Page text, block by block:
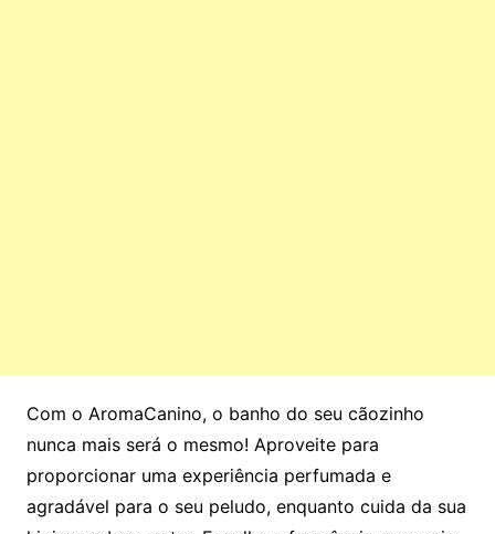
Com o AromaCanino, o banho do seu cãozinho
nunca mais será o mesmo! Aproveite para
proporcionar uma experiência perfumada e
agradável para o seu peludo, enquanto cuida da sua